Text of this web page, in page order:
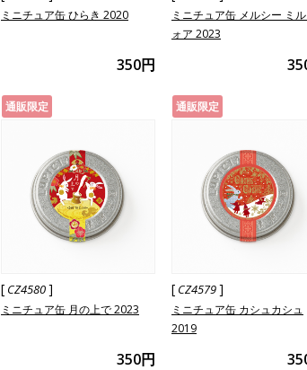
ミニチュア缶 ひらき 2020
350円
ミニチュア缶 メルシー ミ
ォア 2023
通販限定
[ CZ4580]
ミニチュア缶 月の上で 2023
350円
通販限定
[ CZ4579]
ミニチュア缶 カシュカシュ
2019